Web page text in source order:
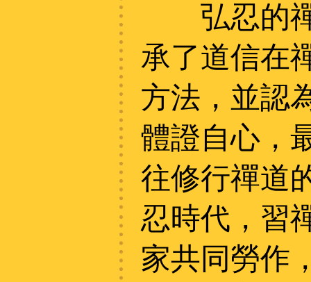
弘忍的禪
承了道信在
方法，並認
體證自心，
往修行禪道
忍時代，習
家共同勞作